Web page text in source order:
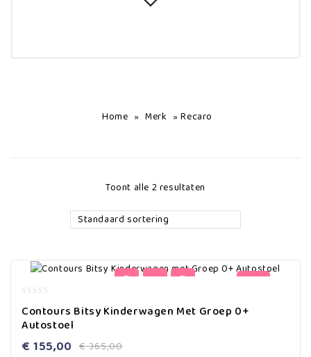
Home » Merk »Recaro
Toont alle 2 resultaten
Standaard sortering
-58%
out
of
Contours Bitsy Kinderwagen Met Groep 0+
Autostoel
€365,00
€ 155,00